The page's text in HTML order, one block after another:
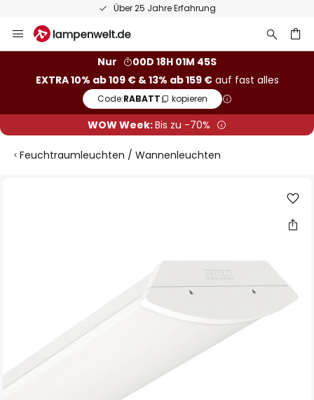
Über 25 Jahre Erfahrung
Inhalt
Nur
00D 18H 01M 44S
EXTRA 10% ab 109 € & 13% ab 159 €auf fast alles
Code:RABATT kopieren
WOW Week:Bis zu -70%
Feuchtraumleuchten / Wannenleuchten